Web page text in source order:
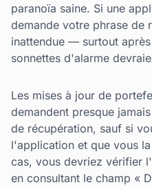
paranoïa saine. Si une
demande votre phrase de
inattendue — surtout
sonnettes d'alarme
Les mises à jour de
demandent presque
de récupération, sauf si
l'application et que vous
cas, vous devriez vérifier
en consultant le champ «